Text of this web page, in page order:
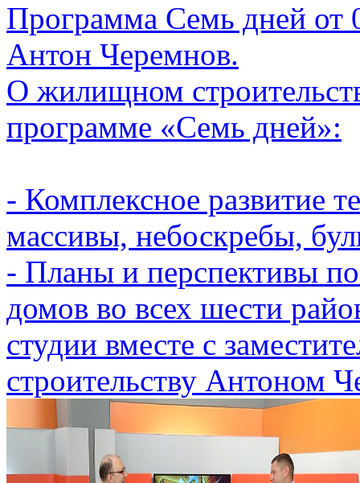
Программа Семь дней от
Антон Черемнов.
О жилищном
программе «Семь дней»:
- Комплексное развитие
массивы, небоскребы,
- Планы и перспективы
домов во всех шести
студии вместе с
строительству Антоном